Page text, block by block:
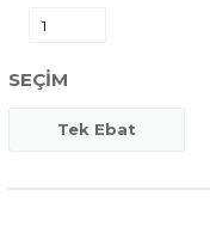
SEÇIM
Tek Ebat